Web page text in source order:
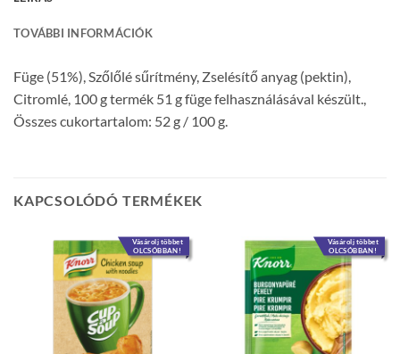
TOVÁBBI INFORMÁCIÓK
Füge (51%), Szőlőlé sűrítmény, Zselésítő anyag (pektin),
Citromlé, 100 g termék 51 g füge felhasználásával készült.,
Összes cukortartalom: 52 g / 100 g.
KAPCSOLÓDÓ TERMÉKEK
Vásárolj többet
OLCSÓBBAN!
Vásárolj többet
OLCSÓBBAN!